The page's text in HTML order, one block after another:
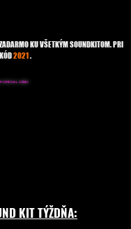
KU VŠETKÝM SOUNDKITOM. PRI
2021.
(SPECIAL CODE)
KIT TÝŽDŇA: